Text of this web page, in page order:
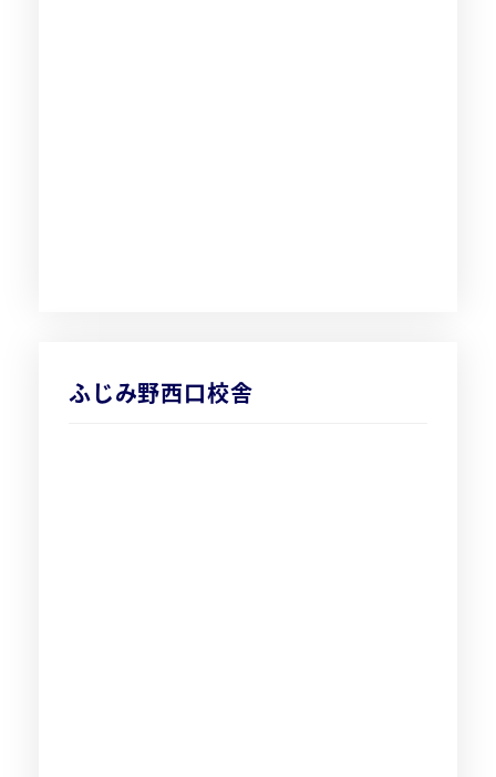
ふじみ野西口校舎